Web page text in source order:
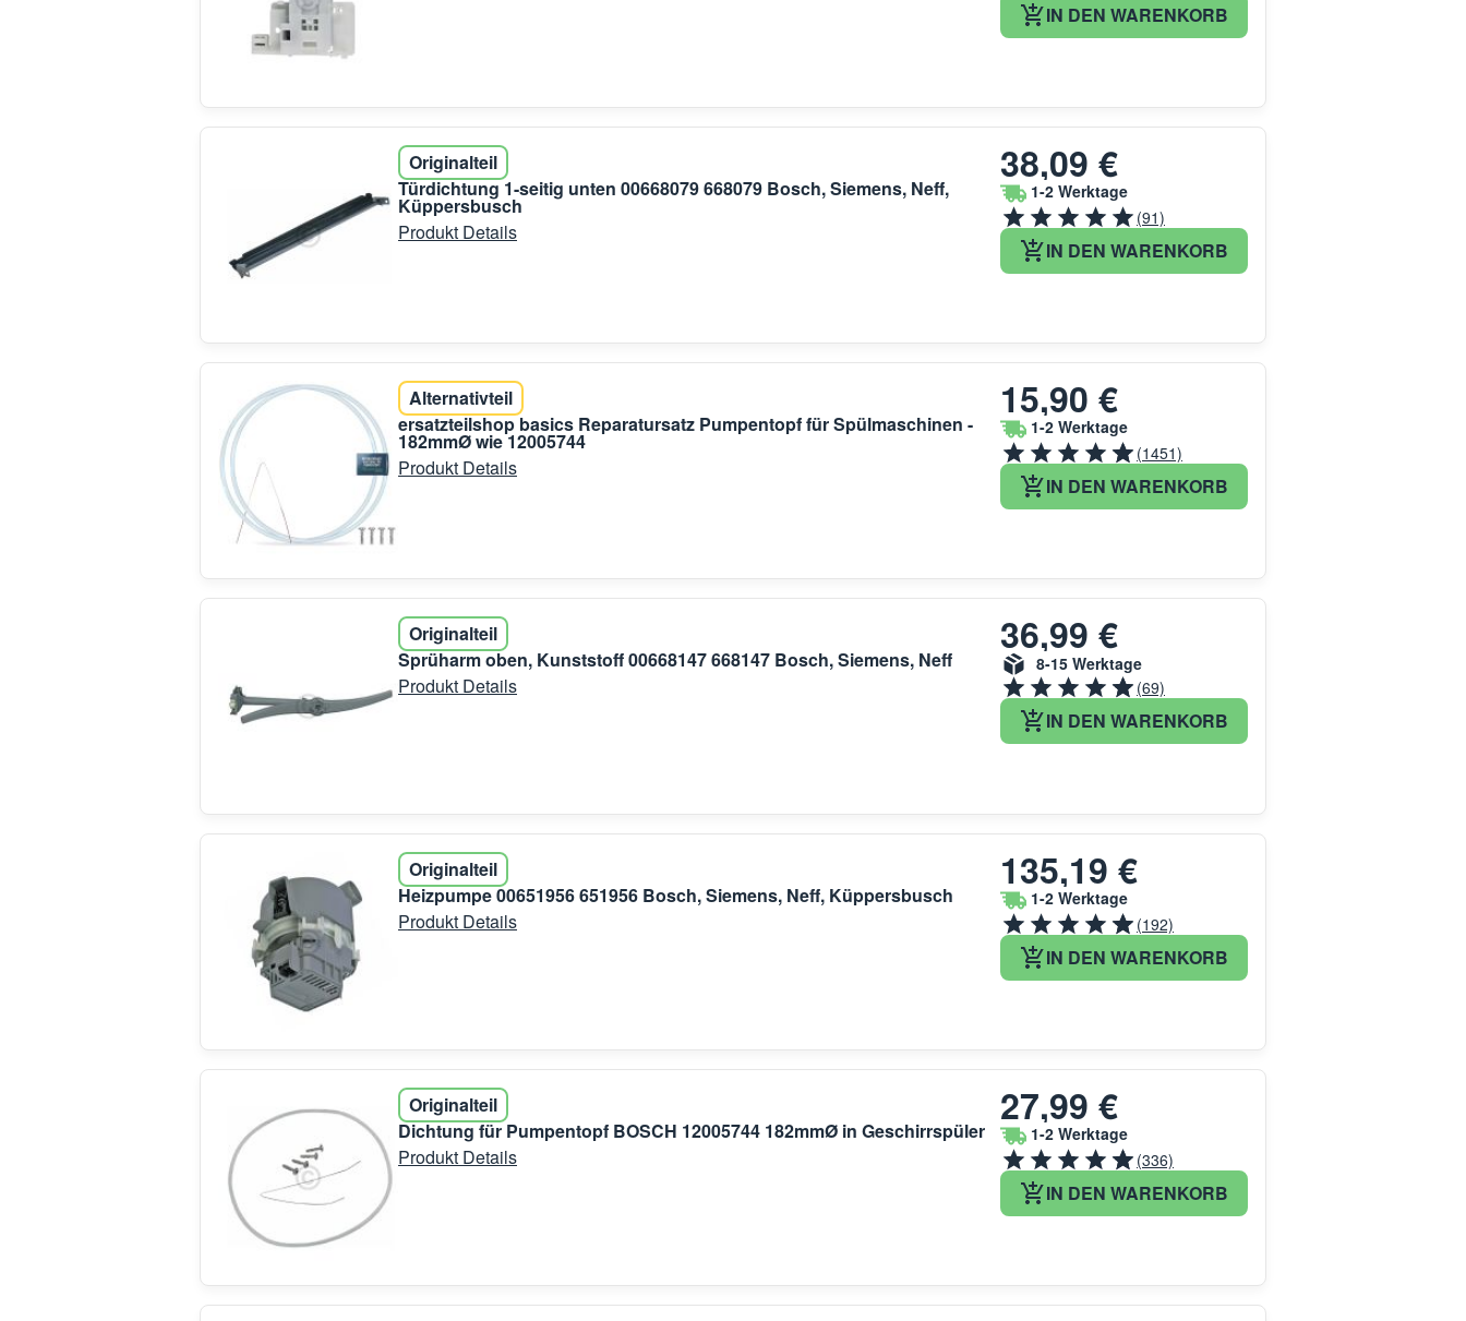
IN DEN WARENKORB
Originalteil
Türdichtung 1-seitig unten 00668079 668079 Bosch, Siemens, Neff,
Küppersbusch
Produkt Details
38,09 €
1-2 Werktage
(91)
IN DEN WARENKORB
Alternativteil
ersatzteilshop basics Reparatursatz Pumpentopf für Spülmaschinen -
182mmØ wie 12005744
Produkt Details
15,90 €
1-2 Werktage
(1451)
IN DEN WARENKORB
Originalteil
Sprüharm oben, Kunststoff 00668147 668147 Bosch, Siemens, Neff
Produkt Details
36,99 €
8-15 Werktage
(69)
IN DEN WARENKORB
Originalteil
Heizpumpe 00651956 651956 Bosch, Siemens, Neff, Küppersbusch
Produkt Details
135,19 €
1-2 Werktage
(192)
IN DEN WARENKORB
Originalteil
Dichtung für Pumpentopf BOSCH 12005744 182mmØ in Geschirrspüler
Produkt Details
27,99 €
1-2 Werktage
(336)
IN DEN WARENKORB